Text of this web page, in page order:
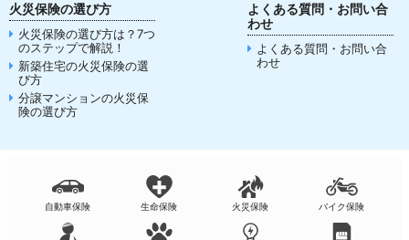
火災保険の選び方
火災保険の選び方は？7つ
のステップで解説！
新築住宅の火災保険の選
び方
分譲マンションの火災保
険の選び方
よくある質問・お問い合
わせ
よくある質問・お問い合
わせ
自動車保険 生命保険 火災保険 バイク保険